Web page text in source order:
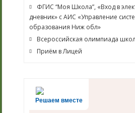
ФГИС “Моя Школа”, «Вход в
дневник» с АИС «Управление
образования Ниж обл»
Всероссийская олимпиада
Приём в Лицей
Решаем вместе